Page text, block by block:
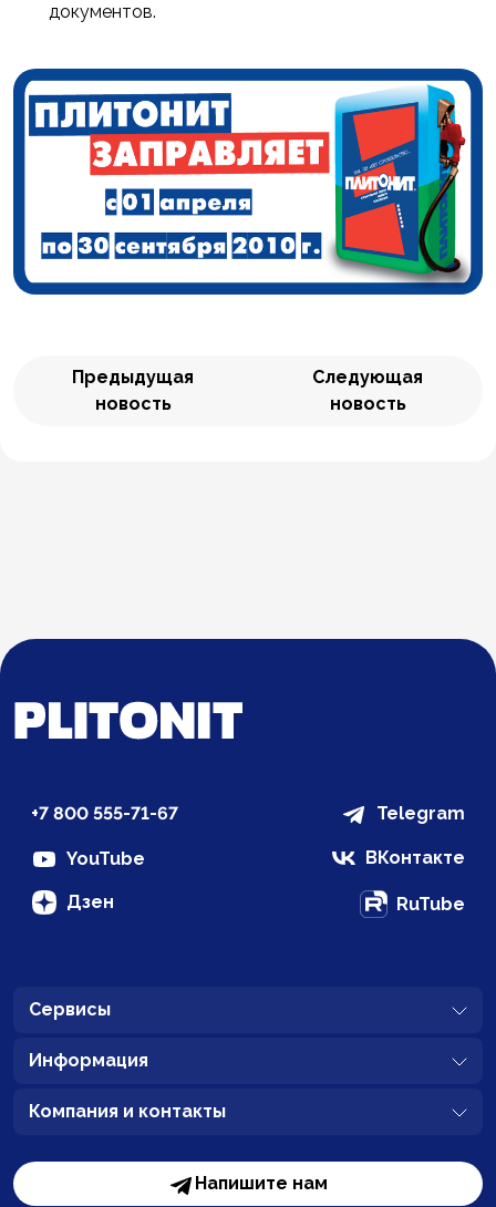
документов.
Предыдущая
новость
Следующая
новость
+7 800 555-71-67 Telegram
YouTube ВКонтакте
Дзен RuTube
Сервисы
Информация
Компания и контакты
Напишите нам